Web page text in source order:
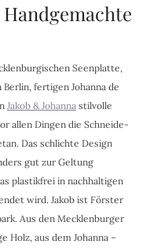
Handgemachte
Seenplatte,
fertigen Johanna de
Jakob & Johannastilvolle
allen Dingen die Schneide-
Das schlichte Design
gut zur Geltung
plastikfrei in nachhaltigen
wird. Jakob ist Förster
Aus den Mecklenburger
Holz, aus dem Johanna –